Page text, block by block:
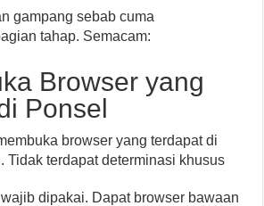
gampang sebab cuma
tahap. Semacam:
Browser yang
Ponsel
browser yang terdapat di
Tidak terdapat determinasi khusus
dipakai. Dapat browser bawaan